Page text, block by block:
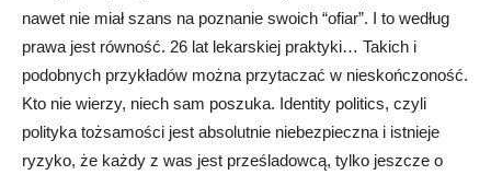
nawet nie miał szans na poznanie swoich “ofiar”. I to według
prawa jest równość. 26 lat lekarskiej praktyki… Takich i
podobnych przykładów można przytaczać w nieskończoność.
Kto nie wierzy, niech sam poszuka. Identity politics, czyli
polityka tożsamości jest absolutnie niebezpieczna i istnieje
ryzyko, że każdy z was jest prześladowcą, tylko jeszcze o